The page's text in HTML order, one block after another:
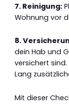
7. Reinigung:
Wohnung vor
8.
dein Hab und
versichert
Lang
Mit dieser